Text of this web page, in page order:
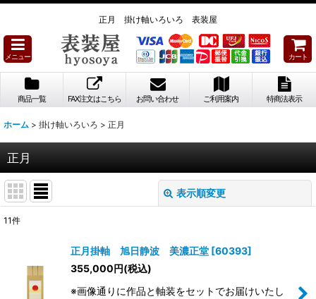
正月 掛け軸いろいろ 表装屋
メニュー カート
商品一覧 FAX注文はこちら お問い合わせ ご利用案内 特商法表示
ホーム > 掛け軸いろいろ > 正月
正月
表示順変更
並び順
11件
正月掛軸 旭日静波 美濃正堂 [60393]
355,000円(税込)
※画像通りに作品と軸装をセットでお届けいたし